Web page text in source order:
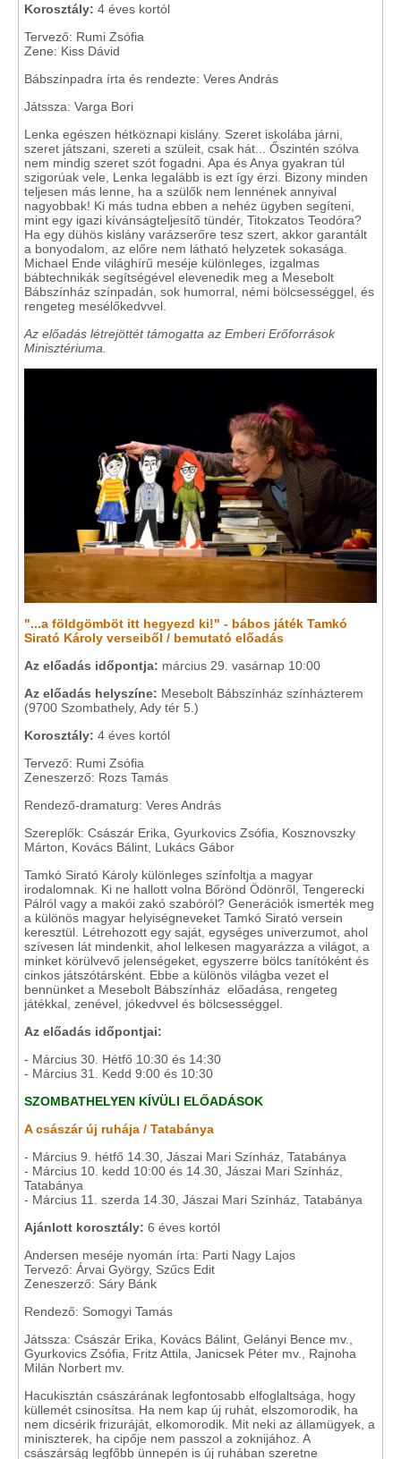
Korosztály: 4 éves kortól
Tervező: Rumi Zsófia
Zene: Kiss Dávid
Bábszínpadra írta és rendezte: Veres András
Játssza: Varga Bori
Lenka egészen hétköznapi kislány. Szeret iskolába járni,
szeret játszani, szereti a szüleit, csak hát... Őszintén szólva
nem mindig szeret szót fogadni. Apa és Anya gyakran túl
szigorúak vele, Lenka legalább is ezt így érzi. Bizony minden
teljesen más lenne, ha a szülők nem lennének annyival
nagyobbak! Ki más tudna ebben a nehéz ügyben segíteni,
mint egy igazi kívánságteljesítő tündér, Titokzatos Teodóra?
Ha egy dühös kislány varázserőre tesz szert, akkor garantált
a bonyodalom, az előre nem látható helyzetek sokasága.
Michael Ende világhírű meséje különleges, izgalmas
bábtechnikák segítségével elevenedik meg a Mesebolt
Bábszínház színpadán, sok humorral, némi bölcsességgel, és
rengeteg mesélőkedvvel.
Az előadás létrejöttét támogatta az Emberi Erőforrások
Minisztériuma.
"...a földgömböt itt hegyezd ki!" - bábos játék Tamkó
Sirató Károly verseiből / bemutató előadás
Az előadás időpontja: március 29. vasárnap 10:00
Az előadás helyszíne: Mesebolt Bábszínház színházterem
(9700 Szombathely, Ady tér 5.)
Korosztály: 4 éves kortól
Tervező: Rumi Zsófia
Zeneszerző: Rozs Tamás
Rendező-dramaturg: Veres András
Szereplők: Császár Erika, Gyurkovics Zsófia, Kosznovszky
Márton, Kovács Bálint, Lukács Gábor
Tamkó Sirató Károly különleges színfoltja a magyar
irodalomnak. Ki ne hallott volna Bőrönd Ödönről, Tengerecki
Pálról vagy a makói zakó szabóról? Generációk ismerték meg
a különös magyar helyiségneveket Tamkó Sirató versein
keresztül. Létrehozott egy saját, egységes univerzumot, ahol
szívesen lát mindenkit, ahol lelkesen magyarázza a világot, a
minket körülvevő jelenségeket, egyszerre bölcs tanítóként és
cinkos játszótársként. Ebbe a különös világba vezet el
bennünket a Mesebolt Bábszínház előadása, rengeteg
játékkal, zenével, jókedvvel és bölcsességgel.
Az előadás időpontjai:
- Március 30. Hétfő 10:30 és 14:30
- Március 31. Kedd 9:00 és 10:30
SZOMBATHELYEN KÍVÜLI ELŐADÁSOK
A császár új ruhája / Tatabánya
- Március 9. hétfő 14.30, Jászai Mari Színház, Tatabánya
- Március 10. kedd 10:00 és 14.30, Jászai Mari Színház,
Tatabánya
- Március 11. szerda 14.30, Jászai Mari Színház, Tatabánya
Ajánlott korosztály: 6 éves kortól
Andersen meséje nyomán írta: Parti Nagy Lajos
Tervező: Árvai György, Szűcs Edit
Zeneszerző: Sáry Bánk
Rendező: Somogyi Tamás
Játssza: Császár Erika, Kovács Bálint, Gelányi Bence mv.,
Gyurkovics Zsófia, Fritz Attila, Janicsek Péter mv., Rajnoha
Milán Norbert mv.
Hacukisztán császárának legfontosabb elfoglaltsága, hogy
küllemét csinosítsa. Ha nem kap új ruhát, elszomorodik, ha
nem dicsérik frizuráját, elkomorodik. Mit neki az államügyek, a
miniszterek, ha cipője nem passzol a zoknijához. A
császárság legfőbb ünnepén is új ruhában szeretne